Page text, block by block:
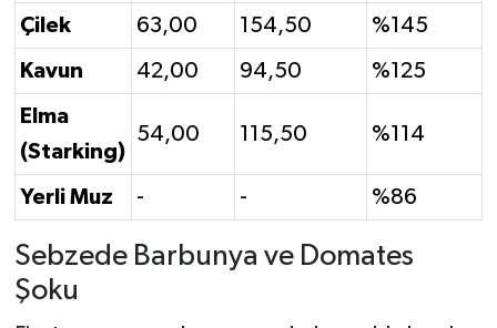
Çilek 63,00 154,50 %145
Kavun 42,00 94,50 %125
Elma
(Starking)
54,00 115,50 %114
Yerli Muz - - %86
Sebzede Barbunya ve Domates
Şoku